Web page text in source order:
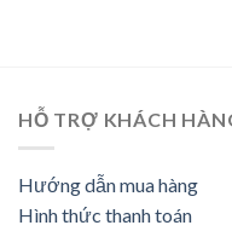
HỖ TRỢ KHÁCH
Hướng dẫn mua hàng
Hình thức thanh toán